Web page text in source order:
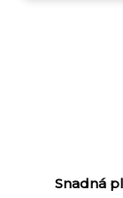
Snadná